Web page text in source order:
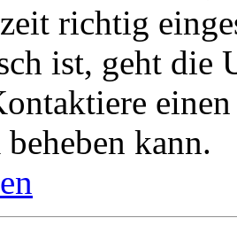
richtig
ist, geht die
kann.